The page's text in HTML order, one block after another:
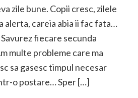
zile bune. Copii cresc, zilele
alerta, careia abia ii fac fata…
fiecare secunda
multe probleme care ma
sa gasesc timpul necesar
o postare… Sper […]